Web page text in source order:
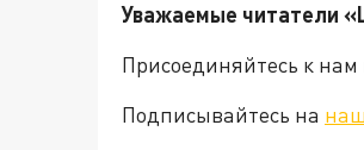
Уважаемые читатели
Присоединяйтесь к нам
Подписывайтесь на